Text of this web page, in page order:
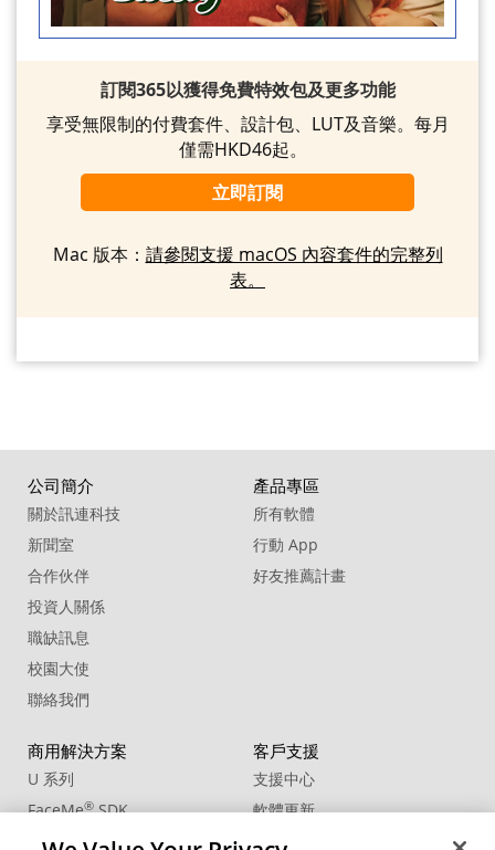
訂閱365以獲得免費特效包及更多功能
享受無限制的付費套件、設計包、LUT及音樂。每月
僅需HKD46起。
立即訂閱
Mac 版本： 請參閱支援 macOS 內容套件的完整列
表。
公司簡介
關於訊連科技
新聞室
合作伙伴
投資人關係
職缺訊息
校園大使
聯絡我們
產品專區
所有軟體
行動 App
好友推薦計畫
商用解決方案
U 系列
FaceMe®SDK
客戶支援
支援中心
軟體更新
教學中心